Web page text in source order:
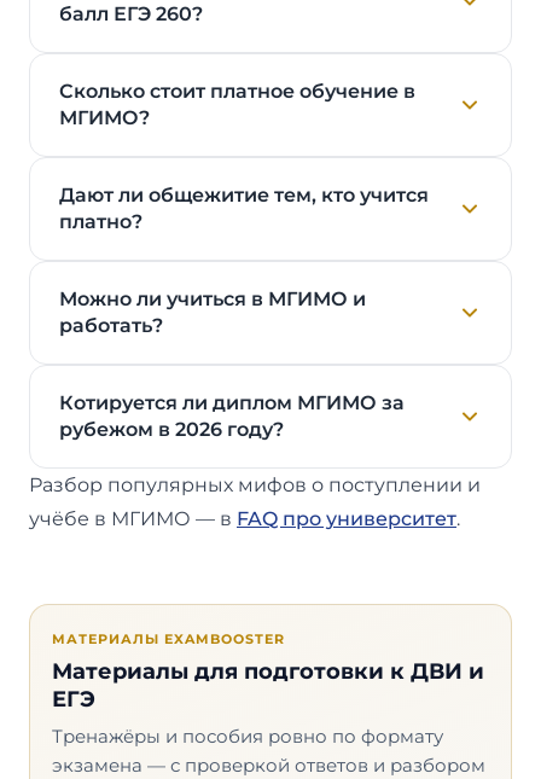
балл ЕГЭ 260?
Сколько стоит платное обучение в
МГИМО?
Дают ли общежитие тем, кто учится
платно?
Можно ли учиться в МГИМО и
работать?
Котируется ли диплом МГИМО за
рубежом в 2026 году?
Разбор популярных мифов о поступлении и
учёбе в МГИМО — в FAQ про университет.
МАТЕРИАЛЫ EXAMBOOSTER
Материалы для подготовки к ДВИ и
ЕГЭ
Тренажёры и пособия ровно по формату
экзамена — с проверкой ответов и разбором